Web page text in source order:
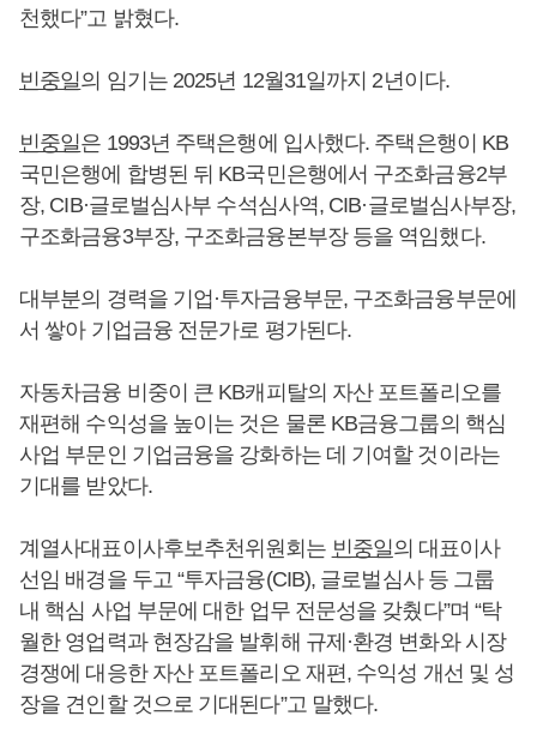
천했다”고 밝혔다.
빈중일의 임기는 2025년 12월31일까지 2년이다.
빈중일은 1993년 주택은행에 입사했다. 주택은행이 KB
국민은행에 합병된 뒤 KB국민은행에서 구조화금융2부
장, CIB·글로벌심사부 수석심사역, CIB·글로벌심사부장,
구조화금융3부장, 구조화금융본부장 등을 역임했다.
대부분의 경력을 기업·투자금융부문, 구조화금융부문에
서 쌓아 기업금융 전문가로 평가된다.
자동차금융 비중이 큰 KB캐피탈의 자산 포트폴리오를
재편해 수익성을 높이는 것은 물론 KB금융그룹의 핵심
사업 부문인 기업금융을 강화하는 데 기여할 것이라는
기대를 받았다.
계열사대표이사후보추천위원회는 빈중일의 대표이사
선임 배경을 두고 “투자금융(CIB), 글로벌심사 등 그룹
내 핵심 사업 부문에 대한 업무 전문성을 갖췄다”며 “탁
월한 영업력과 현장감을 발휘해 규제·환경 변화와 시장
경쟁에 대응한 자산 포트폴리오 재편, 수익성 개선 및 성
장을 견인할 것으로 기대된다”고 말했다.